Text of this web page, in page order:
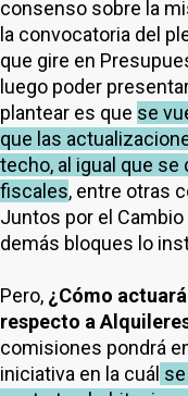
consenso sobre la
la convocatoria del
que gire en
luego poder
plantear es que se
que las
techo, al igual que
fiscales, entre otras
Juntos por el
demás bloques lo
Pero, ¿Cómo
respecto a
comisiones pondrá
iniciativa en la cuál